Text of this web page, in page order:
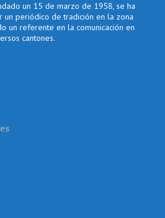
un 15 de marzo de 1958, se ha
un periódico de tradición en la zona
un referente en la comunicación en
cantones.